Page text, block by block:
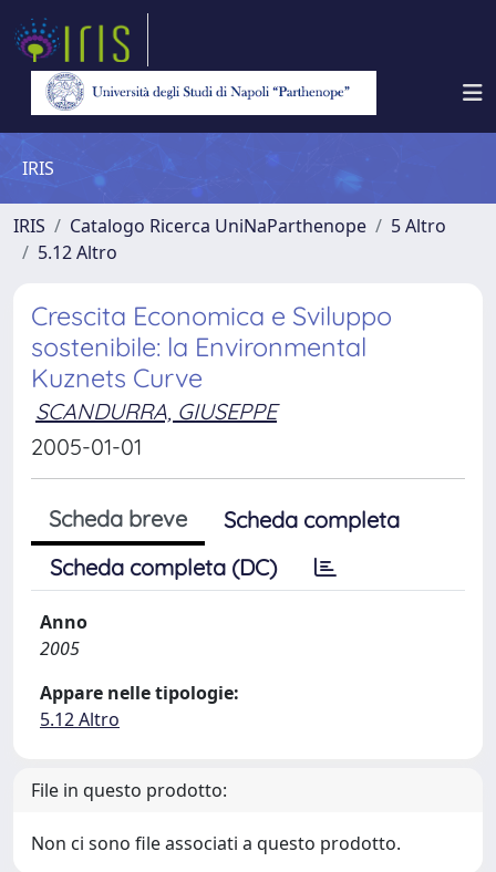
IRIS
IRIS Catalogo Ricerca UniNaParthenope
5 Altro
5.12 Altro
Crescita Economica e Sviluppo
sostenibile: la Environmental
Kuznets Curve
SCANDURRA, GIUSEPPE
2005-01-01
Scheda breve
Scheda completa
Scheda completa (DC)
Anno
2005
Appare nelle tipologie:
5.12 Altro
File in questo prodotto:
Non ci sono file associati a questo prodotto.